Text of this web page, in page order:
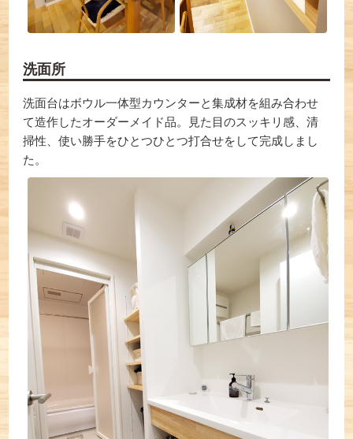
洗面所
洗面台はボウル一体型カウンターと集成材を組み合わせ
て造作したオーダーメイド品。見た目のスッキリ感、清
掃性、使い勝手をひとつひとつ打合せをして完成しまし
た。